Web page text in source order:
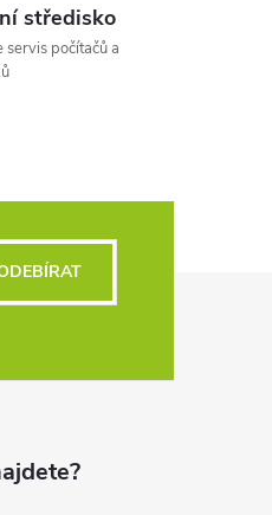
středisko
servis počítačů a